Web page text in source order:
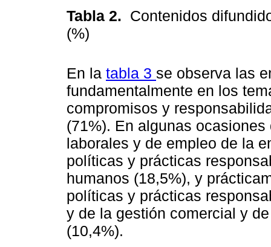
Tabla 2. Contenidos
(%)
En la tabla 3 se observa las
fundamentalmente en los
compromisos y
(71%). En algunas
laborales y de empleo de la
políticas y prácticas
humanos (18,5%), y
políticas y prácticas
y de la gestión comercial y
(10,4%).